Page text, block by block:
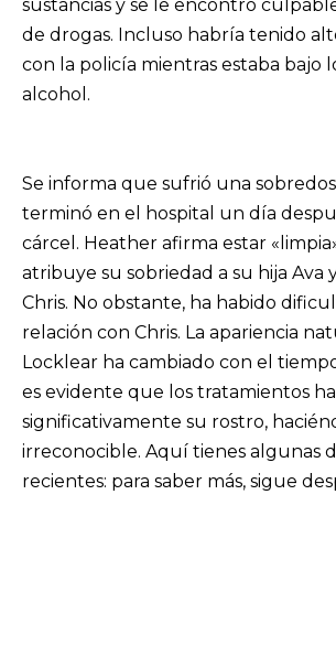
sustancias y se le encontró
de drogas. Incluso habría tenido
con la policía mientras estaba bajo
alcohol.
Se informa que sufrió una
terminó en el hospital un día
cárcel. Heather afirma estar
atribuye su sobriedad a su hija Ava
Chris. No obstante, ha habido
relación con Chris. La apariencia
Locklear ha cambiado con el
es evidente que los tratamientos
significativamente su rostro,
irreconocible. Aquí tienes algunas
recientes: para saber más, sigue